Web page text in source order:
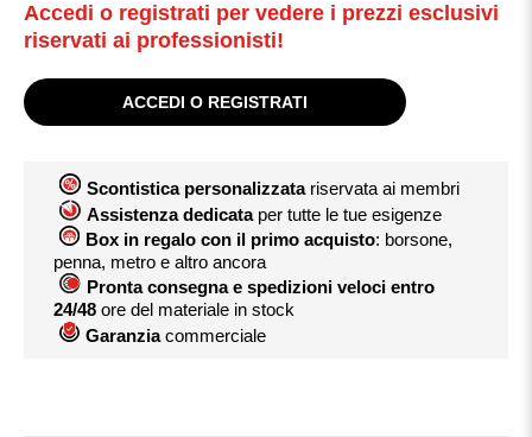
Accedi o registrati per vedere i prezzi esclusivi
riservati ai professionisti!
ACCEDI O REGISTRATI
Scontistica personalizzatariservata ai membri
Assistenza dedicataper tutte le tue esigenze
Box in regalo con il primo acquisto: borsone,
penna, metro e altro ancora
Pronta consegna e spedizioni veloci entro
24/48 ore del materiale in stock
Garanziacommerciale